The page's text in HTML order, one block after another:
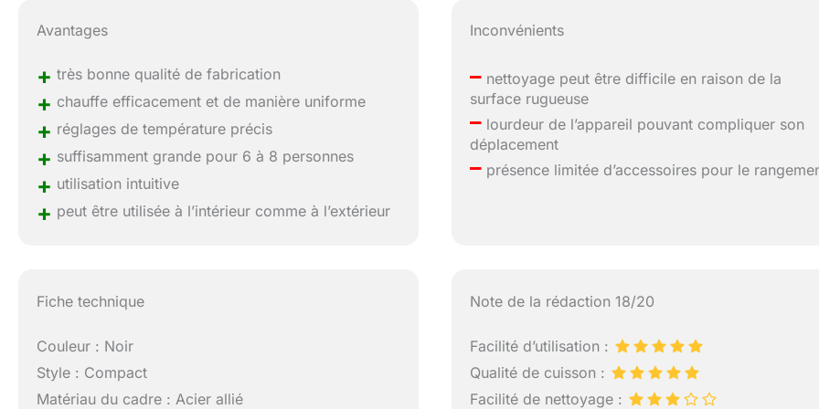
Avantages
+ très bonne qualité de fabrication
+ chauffe efficacement et de manière uniforme
+ réglages de température précis
+ suffisamment grande pour 6 à 8 personnes
+ utilisation intuitive
+ peut être utilisée à l’intérieur comme à l’extérieur
Inconvénients
– nettoyage peut être difficile en raison de la
surface rugueuse
– lourdeur de l’appareil pouvant compliquer son
déplacement
– présence limitée d’accessoires pour le
Fiche technique
Couleur : Noir
Style : Compact
Matériau du cadre : Acier allié
Note de la rédaction 18/20
Facilité d’utilisation :
Qualité de cuisson :
Facilité de nettoyage :